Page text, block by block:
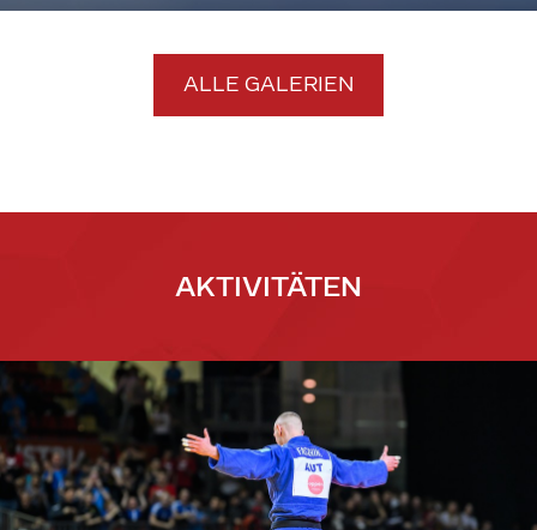
ALLE GALERIEN
AKTIVITÄTEN